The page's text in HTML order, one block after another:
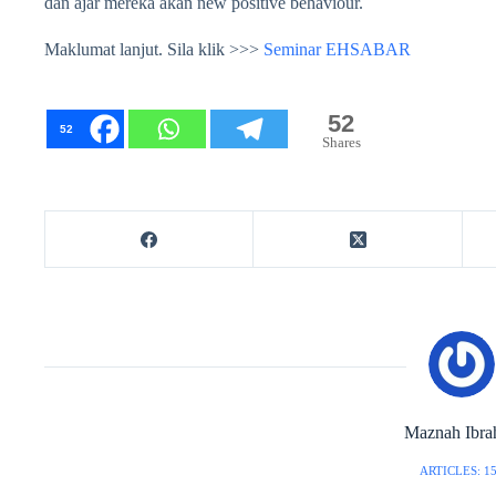
Maklumat lanjut. Sila klik >>> Seminar EHSABAR
52 52
Shares
Maznah
ARTICLES: